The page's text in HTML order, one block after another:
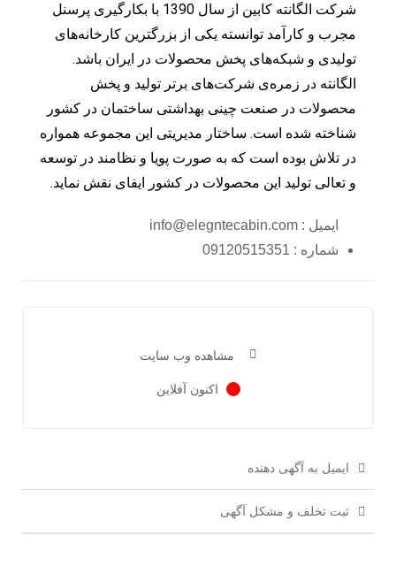
شرکت الگانته کابین از سال 1390 با بکارگیری پرسنل
مجرب و کارآمد توانسته یکی از بزرگترین کارخانه‌های
تولیدی و شبکه‌های پخش محصولات در ایران باشد.
الگانته در زمره‌ی شرکت‌های برتر تولید و پخش
محصولات در صنعت چینی بهداشتی ساختمان در کشور
شناخته شده است. ساختار مدیریتی این مجموعه همواره
در تلاش بوده است که به صورت پویا و نظامند در توسعه
و تعالی تولید این محصولات در کشور ایفای نقش نماید.
ایمیل : info@elegntecabin.com
شماره : 09120515351
مشاهده وب سایت
اکنون آفلاین
ایمیل به آگهی دهنده
ثبت تخلف و مشکل آگهی